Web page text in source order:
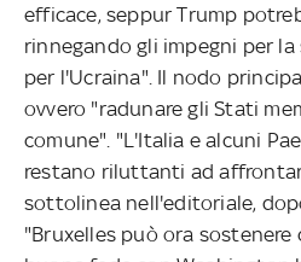
efficace, seppur Trump
rinnegando gli impegni per la
per l'Ucraina". Il nodo
ovvero "radunare gli Stati
comune". "L'Italia e alcuni
restano riluttanti ad
sottolinea nell'editoriale,
"Bruxelles può ora sostenere